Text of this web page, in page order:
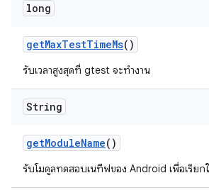
long
getMaxTestTimeMs()
รับเวลาสูงสุดที่ gtest จะทำงาน
String
getModuleName()
รับโมดูลทดสอบเนทีฟของ Android เพื่อเรียก